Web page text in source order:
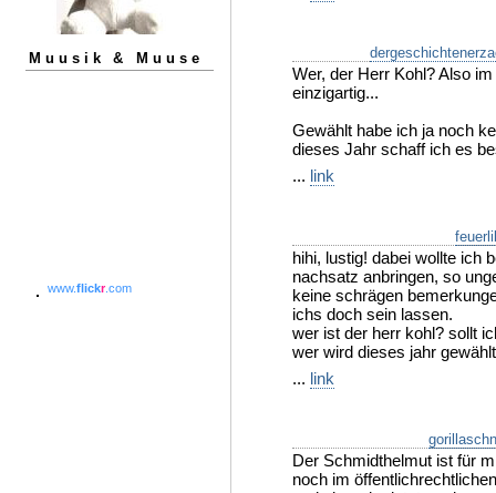
Muusik & Muuse
www.flickr.com
Wer, der Herr Kohl? Also
einzigartig...
Gewählt habe ich ja noch
dieses Jahr schaff ich es
... link
hihi, lustig! dabei wollte ich
nachsatz anbringen, so
keine schrägen
ichs doch sein lassen.
wer ist der herr kohl? sollt
wer wird dieses jahr
... link
Der Schmidthelmut ist für
noch im